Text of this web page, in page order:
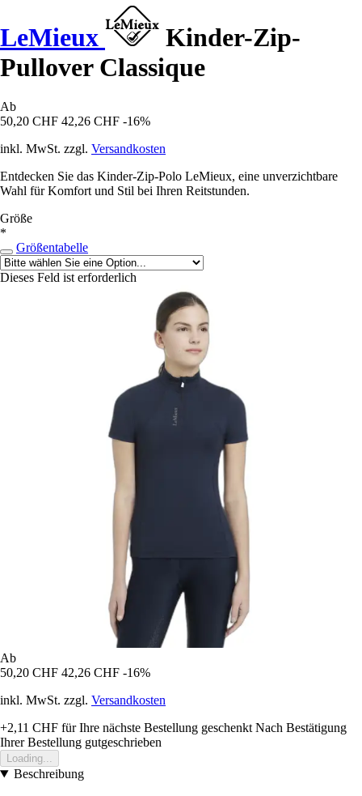
LeMieux
Kinder-Zip-
Pullover Classique
Ab
50,20 CHF 42,26 CHF -16%
inkl. MwSt. zzgl. Versandkosten
Entdecken Sie das Kinder-Zip-Polo LeMieux, eine unverzichtbare
Wahl für Komfort und Stil bei Ihren Reitstunden.
Größe
*
Größentabelle
Dieses Feld ist erforderlich
Ab
50,20 CHF 42,26 CHF -16%
inkl. MwSt. zzgl. Versandkosten
+2,11 CHF für Ihre nächste Bestellung geschenkt Nach Bestätigung
Ihrer Bestellung gutgeschrieben
Loading...
Beschreibung